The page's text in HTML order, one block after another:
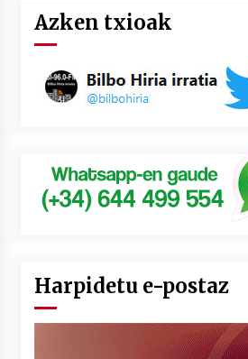
Azken txioak
Harpidetu e-postaz